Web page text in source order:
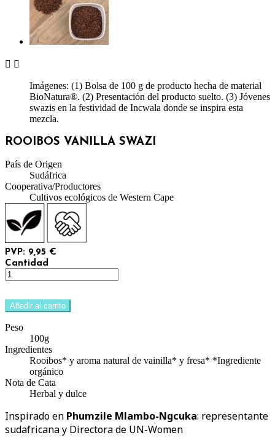
 
Imágenes: (1) Bolsa de 100 g de producto hecha de material
BioNatura®. (2) Presentación del producto suelto. (3) Jóvenes
swazis en la festividad de Incwala donde se inspira esta
mezcla.
ROOIBOS VANILLA SWAZI
País de Origen
Sudáfrica
Cooperativa/Productores
Cultivos ecológicos de Western Cape
PVP: 9,95 €
Cantidad
Añadir al carrito
Peso
100g
Ingredientes
Rooibos* y aroma natural de vainilla* y fresa* *Ingrediente
orgánico
Nota de Cata
Herbal y dulce
Inspirado en Phumzile Mlambo-Ngcuka: representante
sudafricana y Directora de UN-Women